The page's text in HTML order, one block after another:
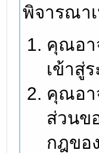
พิจารณา
คุณอา
เข้าสู่
คุณอา
ส่วนข
กฎขอ